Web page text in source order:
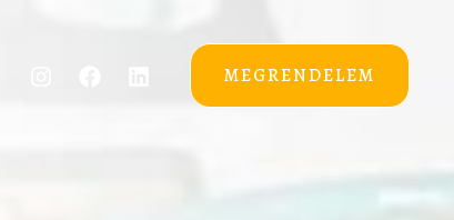
MEGRENDELEM